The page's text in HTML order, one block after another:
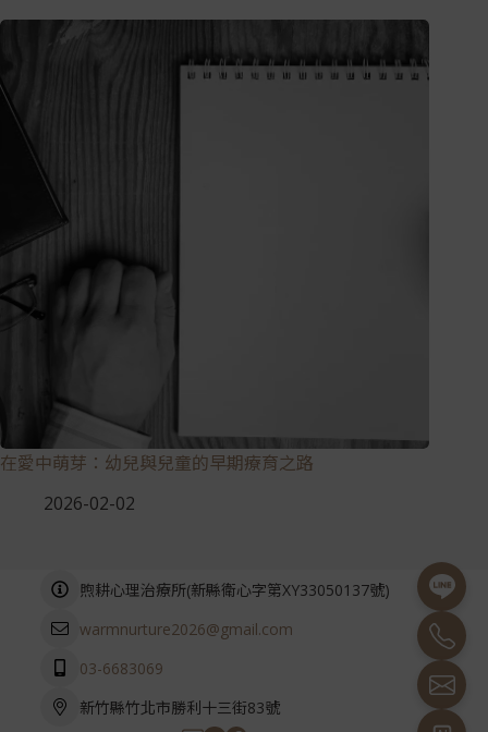
在愛中萌芽：幼兒與兒童的早期療育之路
2026-02-02
煦耕心理治療所(新縣衛心字第XY33050137號)
warmnurture2026@gmail.com
03-6683069
新竹縣竹北市勝利十三街83號